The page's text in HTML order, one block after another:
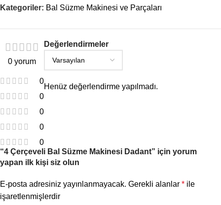
Kategoriler: Bal Süzme Makinesi ve Parçaları
0 yorum
0
0
0
0
0
Değerlendirmeler
Henüz değerlendirme yapılmadı.
“4 Çerçeveli Bal Süzme Makinesi Dadant” için yorum
yapan ilk kişi siz olun
E-posta adresiniz yayınlanmayacak. Gerekli alanlar * ile
işaretlenmişlerdir